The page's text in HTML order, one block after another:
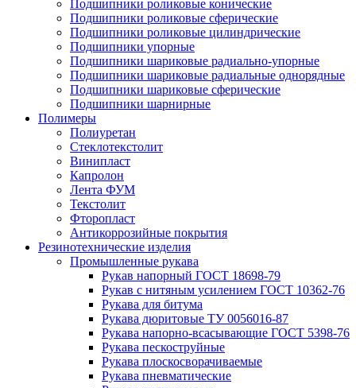
Подшипники роликовые конические
Подшипники роликовые сферические
Подшипники роликовые цилиндрические
Подшипники упорные
Подшипники шариковые радиально-упорные
Подшипники шариковые радиальные однорядные
Подшипники шариковые сферические
Подшипники шарнирные
Полимеры
Полиуретан
Стеклотекстолит
Винипласт
Капролон
Лента ФУМ
Текстолит
Фторопласт
Антикоррозийные покрытия
Резинотехнические изделия
Промышленные рукава
Рукав напорный ГОСТ 18698-79
Рукав с нитяным усилением ГОСТ 10362-76
Рукава для битума
Рукава дюритовые ТУ 0056016-87
Рукава напорно-всасывающие ГОСТ 5398-76
Рукава пескоструйные
Рукава плоскосворачиваемые
Рукава пневматические